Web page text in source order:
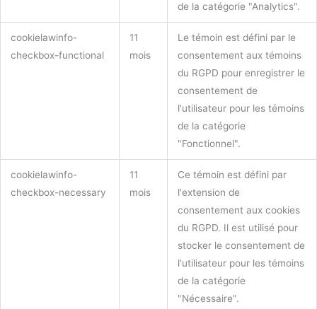
de la catégorie "Analytics".
cookielawinfo-
checkbox-functional
11
mois
Le témoin est défini par le
consentement aux témoins
du RGPD pour enregistrer le
consentement de
l'utilisateur pour les témoins
de la catégorie
"Fonctionnel".
cookielawinfo-
checkbox-necessary
11
mois
Ce témoin est défini par
l'extension de
consentement aux cookies
du RGPD. Il est utilisé pour
stocker le consentement de
l'utilisateur pour les témoins
de la catégorie
"Nécessaire".